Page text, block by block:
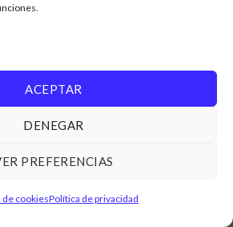
ACEPTAR
DENEGAR
PREFERENCIAS
de cookiesPolítica de privacidad
DE PRIVACIDAD
2026 © Amo Galicia